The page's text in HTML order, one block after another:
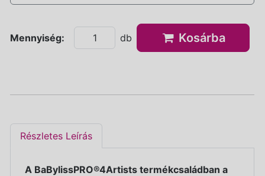
Mennyiség: db Kosárba
Részletes Leírás
A BaBylissPRO®4Artists termékcsaládban a